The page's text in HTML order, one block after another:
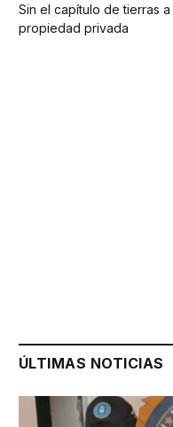
Sin el capítulo de tierras
propiedad privada
ÚLTIMAS NOTICIAS